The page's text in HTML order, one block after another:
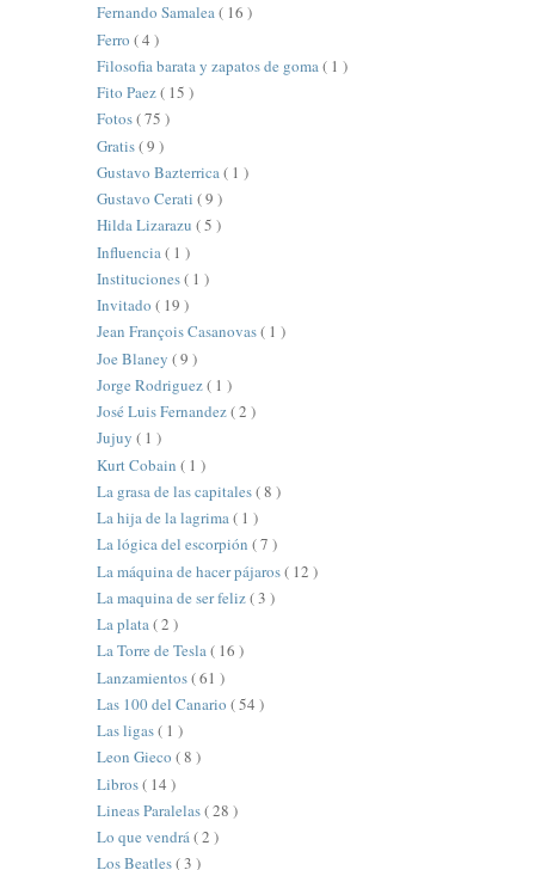
Fernando Samalea( 16 )
Ferro ( 4 )
Filosofia barata y zapatos de goma( 1 )
Fito Paez( 15 )
Fotos( 75 )
Gratis( 9 )
Gustavo Bazterrica( 1 )
Gustavo Cerati ( 9 )
Hilda Lizarazu ( 5 )
Influencia ( 1 )
Instituciones( 1 )
Invitado ( 19 )
Jean François Casanovas( 1 )
Joe Blaney ( 9 )
Jorge Rodriguez( 1 )
José Luis Fernandez( 2 )
Jujuy ( 1 )
Kurt Cobain ( 1 )
La grasa de las capitales( 8 )
La hija de la lagrima( 1 )
La lógica del escorpión ( 7 )
La máquina de hacer pájaros( 12 )
La maquina de ser feliz( 3 )
La plata( 2 )
La Torre de Tesla( 16 )
Lanzamientos( 61 )
Las 100 del Canario ( 54 )
Las ligas( 1 )
Leon Gieco ( 8 )
Libros( 14 )
Lineas Paralelas( 28 )
Lo que vendrá( 2 )
Los Beatles( 3 )